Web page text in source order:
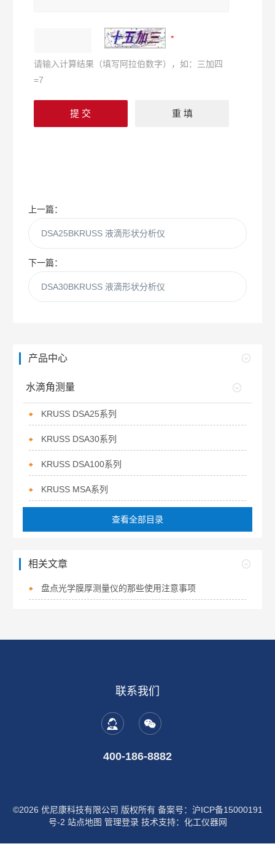
请输入计算结果（填写阿拉伯数字），如：三加四
=7
上一篇：
DSA25BKRUSS 液滴形状分析仪
下一篇：
DSA30BKRUSS 液滴形状分析仪
产品中心
水滴角测量
KRUSS DSA25系列
KRUSS DSA30系列
KRUSS DSA100系列
KRUSS MSA系列
查看全部目录
相关文章
盘点光学膜厚测量仪的那些使用注意事项
联系我们
400-186-8882
©2026 优尼康科技有限公司 版权所有 备案号：沪ICP备15000191
号-2 站点地图 管理登录技术支持： 化工仪器网